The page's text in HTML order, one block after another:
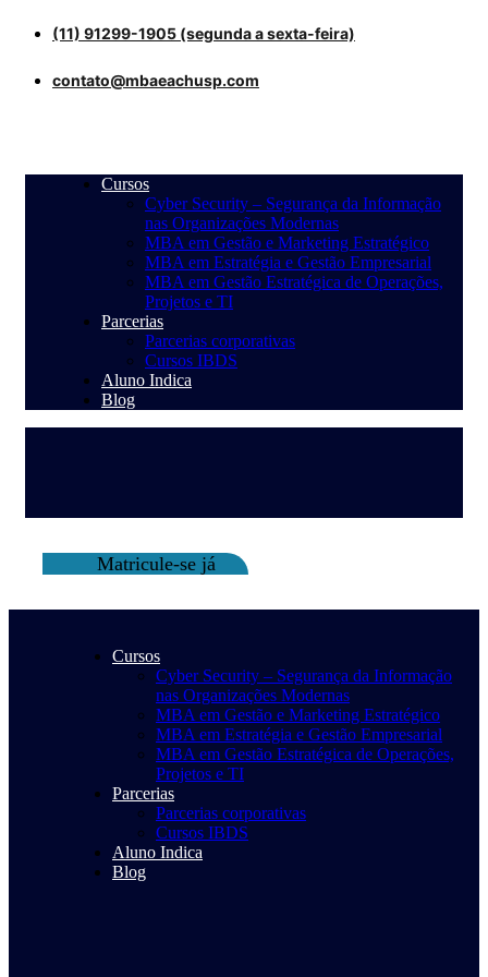
(11) 91299-1905 (segunda a sexta-feira)
contato@mbaeachusp.com
Cursos
Cyber Security – Segurança da Informação
nas Organizações Modernas
MBA em Gestão e Marketing Estratégico
MBA em Estratégia e Gestão Empresarial
MBA em Gestão Estratégica de Operações,
Projetos e TI
Parcerias
Parcerias corporativas
Cursos IBDS
Aluno Indica
Blog
Matricule-se já
Cursos
Cyber Security – Segurança da Informação
nas Organizações Modernas
MBA em Gestão e Marketing Estratégico
MBA em Estratégia e Gestão Empresarial
MBA em Gestão Estratégica de Operações,
Projetos e TI
Parcerias
Parcerias corporativas
Cursos IBDS
Aluno Indica
Blog